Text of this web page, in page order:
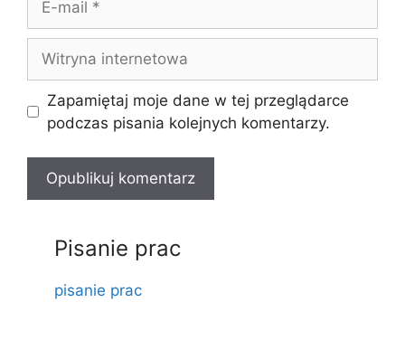
mail
internetowa
Zapamiętaj moje dane w tej przeglądarce
podczas pisania kolejnych komentarzy.
Pisanie prac
pisanie prac